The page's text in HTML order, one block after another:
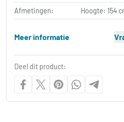
Afmetingen: Hoogte: 154
Meer informatie
Deel dit product: